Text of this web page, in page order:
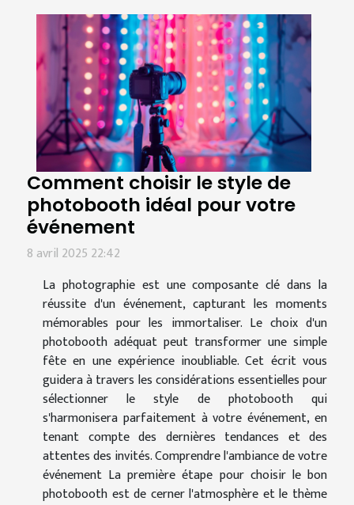
Comment choisir le style de
photobooth idéal pour votre
événement
8 avril 2025 22:42
La photographie est une composante clé dans la
réussite d'un événement, capturant les moments
mémorables pour les immortaliser. Le choix d'un
photobooth adéquat peut transformer une simple
fête en une expérience inoubliable. Cet écrit vous
guidera à travers les considérations essentielles pour
sélectionner le style de photobooth qui
s'harmonisera parfaitement à votre événement, en
tenant compte des dernières tendances et des
attentes des invités. Comprendre l'ambiance de votre
événement La première étape pour choisir le bon
photobooth est de cerner l'atmosphère et le thème